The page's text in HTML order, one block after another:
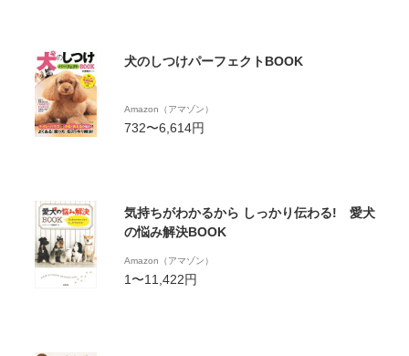
犬のしつけパーフェクトBOOK
Amazon（アマゾン）
732〜6,614円
気持ちがわかるから しっかり伝わる! 愛犬
の悩み解決BOOK
Amazon（アマゾン）
1〜11,422円